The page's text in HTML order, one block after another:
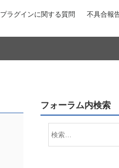
プラグインに関する質問 不具合報
フォーラム内検索